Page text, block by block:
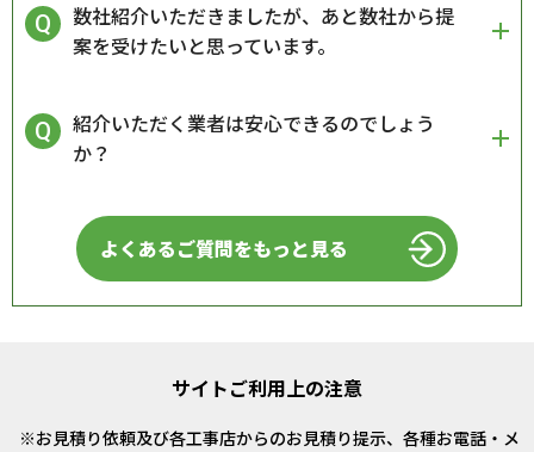
数社紹介いただきましたが、あと数社から提
案を受けたいと思っています。
紹介いただく業者は安心できるのでしょう
か？
よくあるご質問をもっと見る
サイトご利用上の注意
お見積り依頼及び各工事店からのお見積り提示、各種お電話・メ